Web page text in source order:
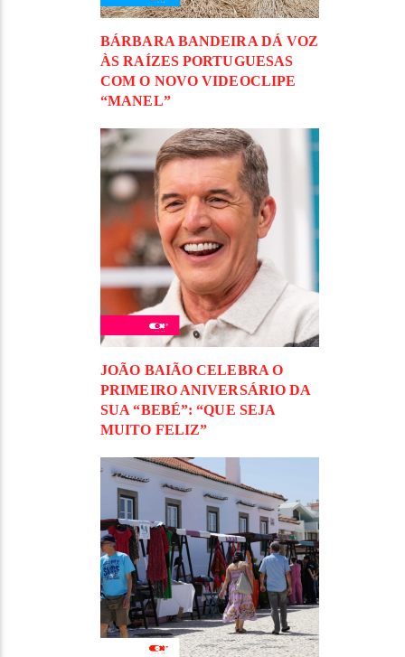
BÁRBARA BANDEIRA DÁ VOZ
ÀS RAÍZES PORTUGUESAS
COM O NOVO VIDEOCLIPE
“MANEL”
JOÃO BAIÃO CELEBRA O
PRIMEIRO ANIVERSÁRIO DA
SUA “BEBÉ”: “QUE SEJA
MUITO FELIZ”